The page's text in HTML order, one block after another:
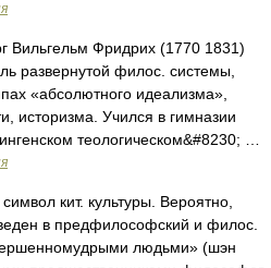
Вильгельм Фридрих (1770 1831)
развернутой филос. системы,
«абсолютного идеализма»,
историзма. Учился в гимназии
теологическом&#8230; …
кит. культуры. Вероятно,
в предфилософский и филос.
людьми» (шэн